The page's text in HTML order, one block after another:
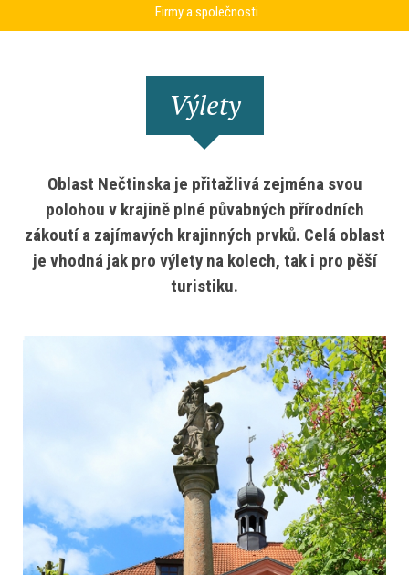
Firmy a společnosti
Výlety
Oblast Nečtinska je přitažlivá zejména svou
polohou v krajině plné půvabných přírodních
zákoutí a zajímavých krajinných prvků. Celá oblast
je vhodná jak pro výlety na kolech, tak i pro pěší
turistiku.